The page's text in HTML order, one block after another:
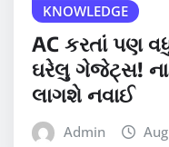
KNOWLEDGE
AC કરતાં પણ
ઘરેલુ ગેજેટ્સ!
લાગશે નવાઈ
Admin